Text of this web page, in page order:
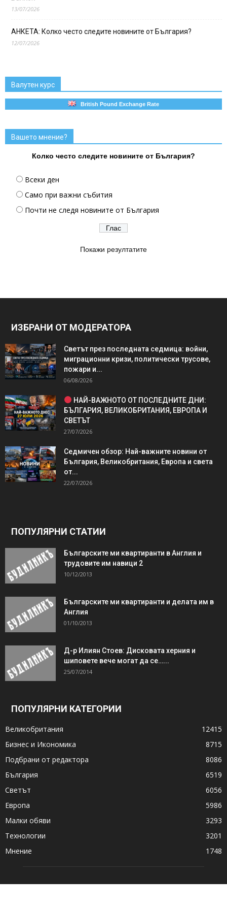
13/07/2026
АНКЕТА: Колко често следите новините от България?
12/07/2026
Валутен курс
British Pound Exchange Rate
Вашето мнение?
Колко често следите новините от България?
Всеки ден
Само при важни събития
Почти не следя новините от България
Покажи резултатите
ИЗБРАНИ ОТ МОДЕРАТОРА
Светът през последната седмица: войни,
миграционни кризи, политически трусове,
пожари и...
06/08/2026
НАЙ-ВАЖНОТО ОТ ПОСЛЕДНИТЕ ДНИ:
БЪЛГАРИЯ, ВЕЛИКОБРИТАНИЯ, ЕВРОПА И
СВЕТЪТ
27/07/2026
Седмичен обзор: Най-важните новини от
България, Великобритания, Европа и света
от...
22/07/2026
ПОПУЛЯРНИ СТАТИИ
Българските ми квартиранти в Англия и
трудовите им навици 2
10/12/2013
Българските ми квартиранти и делата им в
Англия
01/10/2013
Д-р Илиян Стоев: Дисковата херния и
шиповете вече могат да се…...
25/07/2014
ПОПУЛЯРНИ КАТЕГОРИИ
Великобритания
12415
Бизнес и Икономика
8715
Подбрани от редактора
8086
България
6519
Светът
6056
Европа
5986
Малки обяви
3293
Технологии
3201
Мнение
1748